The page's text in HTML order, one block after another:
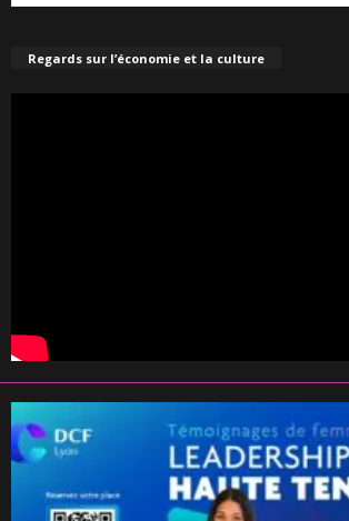
Regards sur l’économie et la culture